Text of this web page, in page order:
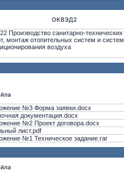
ОКВЭД2
Производство санитарно-технических
монтаж отопительных систем и систем
воздуха
№3 Форма заявки.docx
документация.docx
№2 Проект договора.docx
лист.pdf
№1 Техническое задание.rar